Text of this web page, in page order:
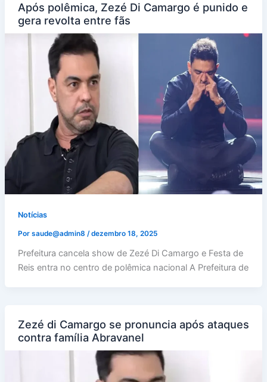
Após polêmica, Zezé Di Camargo é punido e
gera revolta entre fãs
Notícias
Por saude@admin8 /dezembro 18, 2025
Prefeitura cancela show de Zezé Di Camargo e Festa de
Reis entra no centro de polêmica nacional A Prefeitura de
Zezé di Camargo se pronuncia após ataques
contra família Abravanel